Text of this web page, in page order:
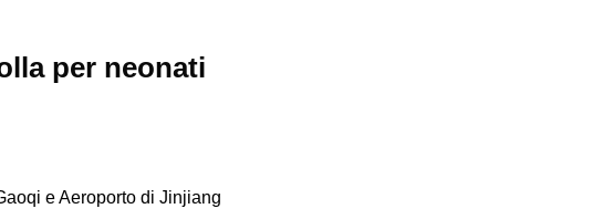
per neonati
e Aeroporto di Jinjiang